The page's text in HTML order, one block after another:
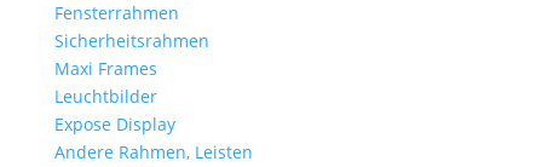
Fensterrahmen
Sicherheitsrahmen
Maxi Frames
Leuchtbilder
Expose Display
Andere Rahmen, Leisten